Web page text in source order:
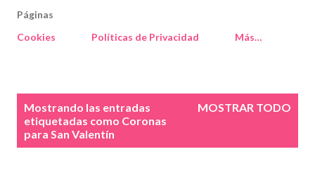
Páginas
Cookies
Políticas de Privacidad Más…
Mostrando las entradas
etiquetadas como Coronas
para San Valentín
MOSTRAR TODO